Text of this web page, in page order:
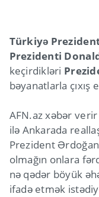
Türkiyə
Prezidenti
keçirdikləri
bəyanatlarla çıxış
AFN.az xəbər
ilə Ankarada
Prezident
olmağın onlara
nə qədər böyük
ifadə etmək